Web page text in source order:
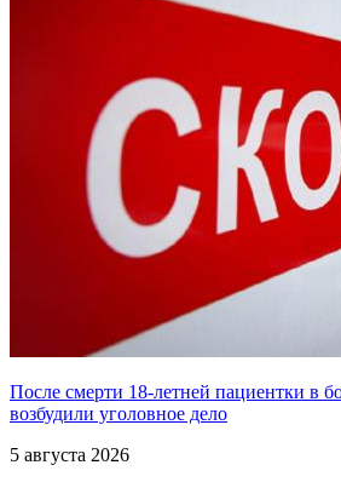
После смерти 18-летней пациентки в
возбудили уголовное дело
5 августа 2026